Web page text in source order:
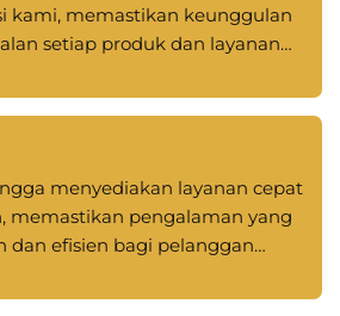
kami, memastikan keunggulan
setiap produk dan layanan
menyediakan layanan cepat
memastikan pengalaman yang
dan efisien bagi pelanggan